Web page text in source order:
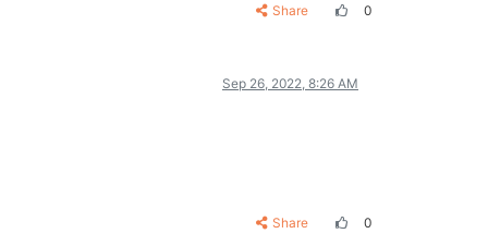
Share 0
Sep 26, 2022, 8:26 AM
Share 0